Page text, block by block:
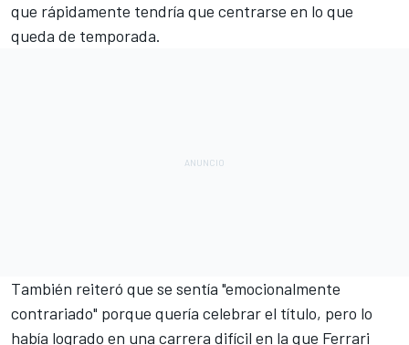
que rápidamente tendría que centrarse en lo que
queda de temporada.
También reiteró que se sentía "emocionalmente
contrariado" porque quería celebrar el título, pero lo
había logrado en una carrera difícil en la que Ferrari